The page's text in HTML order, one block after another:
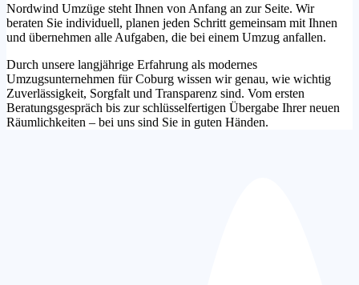
Nordwind Umzüge steht Ihnen von Anfang an zur Seite. Wir
beraten Sie individuell, planen jeden Schritt gemeinsam mit Ihnen
und übernehmen alle Aufgaben, die bei einem Umzug anfallen.
Durch unsere langjährige Erfahrung als modernes
Umzugsunternehmen für Coburg wissen wir genau, wie wichtig
Zuverlässigkeit, Sorgfalt und Transparenz sind. Vom ersten
Beratungsgespräch bis zur schlüsselfertigen Übergabe Ihrer neuen
Räumlichkeiten – bei uns sind Sie in guten Händen.